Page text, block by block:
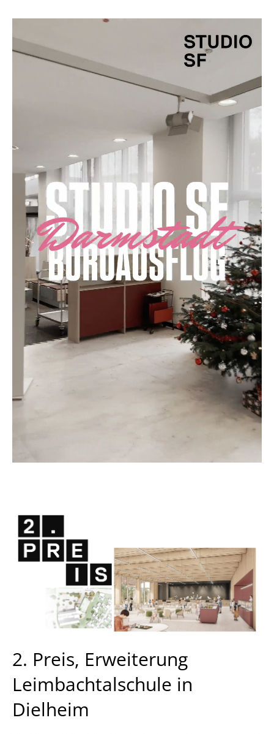
2. Preis, Erweiterung
Leimbachtalschule in
Dielheim